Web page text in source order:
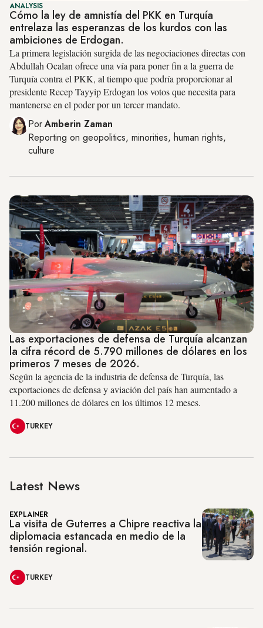
ANALYSIS
Cómo la ley de amnistía del PKK en Turquía
entrelaza las esperanzas de los kurdos con las
ambiciones de Erdogan.
La primera legislación surgida de las negociaciones directas con
Abdullah Ocalan ofrece una vía para poner fin a la guerra de
Turquía contra el PKK, al tiempo que podría proporcionar al
presidente Recep Tayyip Erdogan los votos que necesita para
mantenerse en el poder por un tercer mandato.
PorAmberin Zaman
Reporting on geopolitics, minorities, human rights,
culture
Las exportaciones de defensa de Turquía alcanzan
la cifra récord de 5.790 millones de dólares en los
primeros 7 meses de 2026.
Según la agencia de la industria de defensa de Turquía, las
exportaciones de defensa y aviación del país han aumentado a
11.200 millones de dólares en los últimos 12 meses.
TURKEY
Latest News
EXPLAINER
La visita de Guterres a Chipre reactiva la
diplomacia estancada en medio de la
tensión regional.
TURKEY